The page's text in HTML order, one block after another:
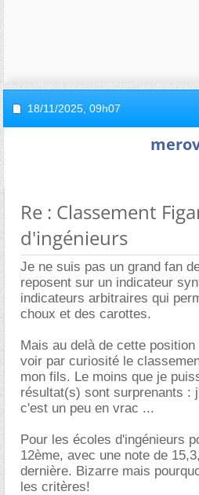
18/11/2025, 09h07
Re : Classement
d'ingénieurs
Je ne suis pas un grand fan
reposent sur un indicateur
indicateurs arbitraires qui
choux et des carottes.
Mais au delà de cette
voir par curiosité le
mon fils. Le moins que je
résultat(s) sont surprenants :
c'est un peu en vrac ...
Pour les écoles d'ingénieurs
12ème, avec une note de
dernière. Bizarre mais
les critères!